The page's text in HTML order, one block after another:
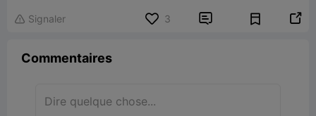
 Signaler 3  
Commentaires